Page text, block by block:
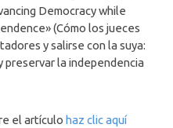
Democracy while
(Cómo los jueces
y salirse con la suya:
preservar la independencia
el artículo haz clic aquí